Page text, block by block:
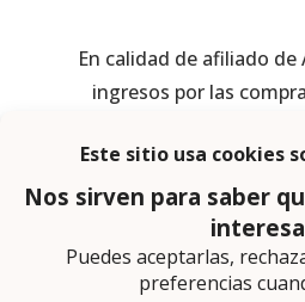
En calidad de afiliado
ingresos por las
Página web diseñada